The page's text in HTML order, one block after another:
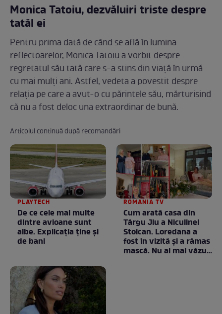
Monica Tatoiu, dezvăluiri triste despre
tatăl ei
Pentru prima dată de când se află în lumina
reflectoarelor, Monica Tatoiu a vorbit despre
regretatul său tată care s-a stins din viață în urmă
cu mai mulți ani. Astfel, vedeta a povestit despre
relația pe care a avut-o cu părintele său, mărturisind
că nu a fost deloc una extraordinar de bună.
Articolul continuă după recomandări
PLAYTECH
De ce cele mai multe
dintre avioane sunt
albe. Explicația ține și
de bani
ROMANIA TV
Cum arată casa din
Târgu Jiu a Niculinei
Stoican. Loredana a
fost în vizită și a rămas
mască. Nu ai mai văzut